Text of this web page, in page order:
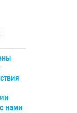
нами